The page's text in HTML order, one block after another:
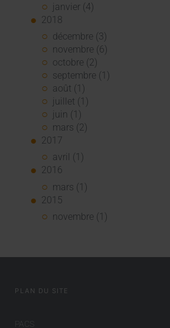
janvier (4)
2018
décembre (3)
novembre (6)
octobre (2)
septembre (1)
août (1)
juillet (1)
juin (1)
mars (2)
2017
avril (1)
2016
mars (1)
2015
novembre (1)
PLAN DU SITE
PACS